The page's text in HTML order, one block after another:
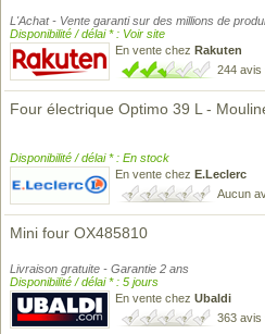
L'Achat - Vente garanti sur des millions de
Disponibilité / délai * : Voir site
En vente chez Rakuten
244 avis
Four électrique Optimo 39 L -
Disponibilité / délai * : En stock
En vente chez E.Leclerc
Aucun
Mini four OX485810
Livraison gratuite - Garantie 2 ans
Disponibilité / délai * : 5 jours
En vente chez Ubaldi
363 avis